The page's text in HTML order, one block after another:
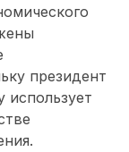
президент